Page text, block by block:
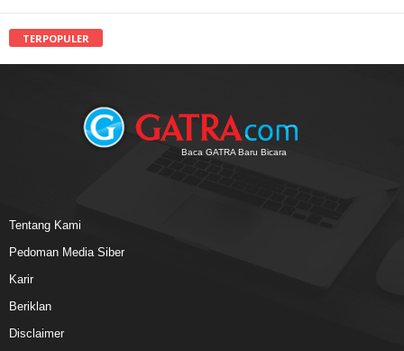
TERPOPULER
Baca GATRA Baru Bicara
Tentang Kami
Pedoman Media Siber
Karir
Beriklan
Disclaimer